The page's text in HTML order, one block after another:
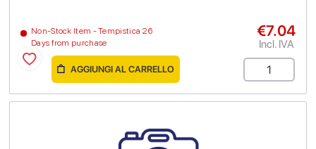
Non-Stock Item - Tempistica 26
Days from purchase
€7.04
Incl. IVA
AGGIUNGI AL CARRELLO